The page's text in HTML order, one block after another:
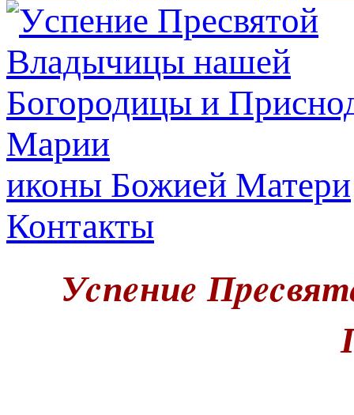
иконы Божией Матери
Контакты
Уcпeниe